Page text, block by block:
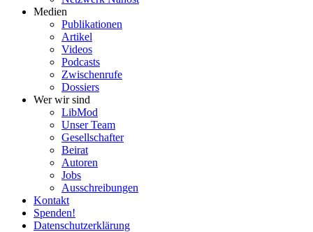
Medien
Publi­ka­tionen
Artikel
Videos
Podcasts
Zwischenrufe
Dossiers
Wer wir sind
LibMod
Unser Team
Gesell­schafter
Beirat
Autoren
Jobs
Ausschrei­bungen
Kontakt
Spenden!
Daten­schutz­er­klärung